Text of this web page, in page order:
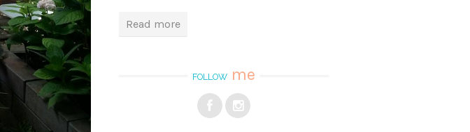
Read more
FOLLOW me